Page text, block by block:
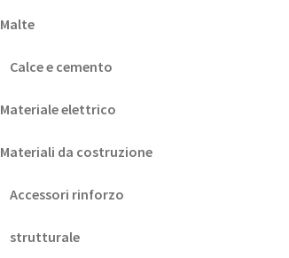
Malte
Calce e cemento
Materiale elettrico
Materiali da costruzione
Accessori rinforzo
strutturale